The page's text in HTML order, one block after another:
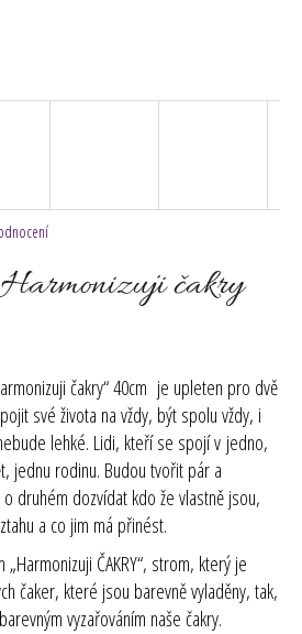
čakry
čakry“ 40cm je upleten pro dvě
své života na vždy, být spolu vždy, i
lehké. Lidi, kteří se spojí v jedno,
jednu rodinu. Budou tvořit pár a
druhém dozvídat kdo že vlastně jsou,
a co jim má přinést.
ČAKRY“, strom, který je
čaker, které jsou barevně vyladěny, tak,
vyzařováním naše čakry.